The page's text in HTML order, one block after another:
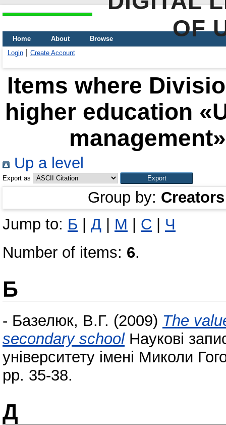
OF
Home About
Browse
Login
Create Account
Items where
higher education
Up a level
Export as
Group by: Creators
Jump to: Б Д М С
Ч
Number of items: 6.
Б
- Базелюк, В.Г. (2009) The
secondary schoolНаукові
університету імені Миколи
pp. 35-38.
Д